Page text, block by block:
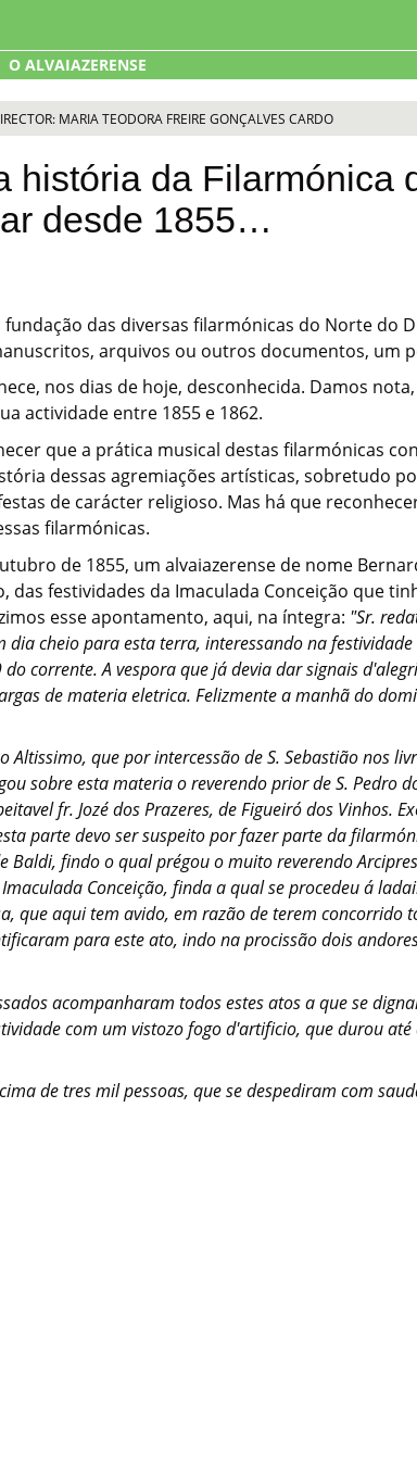
O ALVAIAZERENSE
MARIA TEODORA FREIRE GONÇALVES CARDO
história da Filarmónica
desde 1855…
das diversas filarmónicas do Norte do
arquivos ou outros documentos, um
nos dias de hoje, desconhecida. Damos
actividade entre 1855 e 1862.
que a prática musical destas filarmónicas
dessas agremiações artísticas, sobretudo
de carácter religioso. Mas há que
filarmónicas.
de 1855, um alvaiazerense de nome
festividades da Imaculada Conceição que
esse apontamento, aqui, na íntegra: "Sr.
cheio para esta terra, interessando na
corrente. A vespora que já devia dar signais
de materia eletrica. Felizmente a manhã do
que por intercessão de S. Sebastião nos
sobre esta materia o reverendo prior de S. Pedro
fr. Jozé dos Prazeres, de Figueiró dos Vinhos.
parte devo ser suspeito por fazer parte da
Baldi, findo o qual prégou o muito reverendo
Conceição, finda a qual se procedeu á
que aqui tem avido, em razão de terem
para este ato, indo na procissão dois
acompanharam todos estes atos a que se
com um vistozo fogo d'artificio, que durou
de tres mil pessoas, que se despediram com